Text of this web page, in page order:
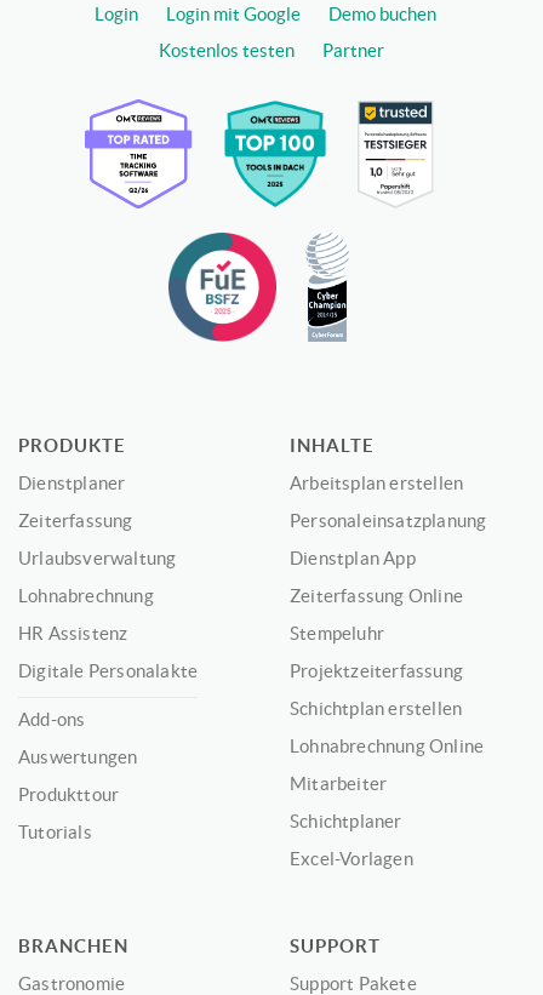
Login Login mit Google
Demo buchen
Kostenlos testen
Partner
PRODUKTE
Dienstplaner
Zeiterfassung
Urlaubsverwaltung
Lohnabrechnung
HR Assistenz
Digitale Personalakte
Add-ons
Auswertungen
Produkttour
Tutorials
INHALTE
Arbeitsplan erstellen
Personaleinsatzplanung
Dienstplan App
Zeiterfassung Online
Stempeluhr
Projektzeiterfassung
Schichtplan erstellen
Lohnabrechnung Online
Mitarbeiter
Schichtplaner
Excel-Vorlagen
BRANCHEN
Gastronomie
SUPPORT
Support Pakete